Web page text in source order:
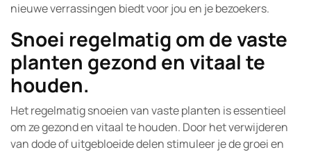
nieuwe verrassingen biedt voor jou en je bezoekers.
Snoei regelmatig om de vaste
planten gezond en vitaal te
houden.
Het regelmatig snoeien van vaste planten is essentieel
om ze gezond en vitaal te houden. Door het verwijderen
van dode of uitgebloeide delen stimuleer je de groei en